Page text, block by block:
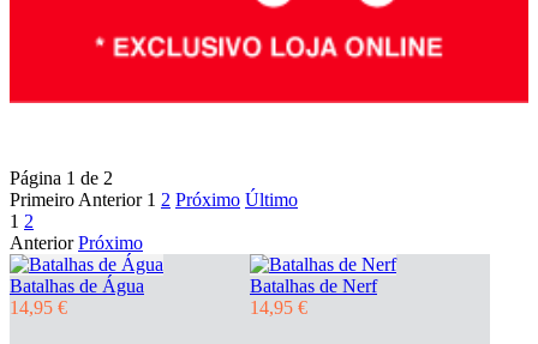
Página 1 de 2
Primeiro Anterior 1 2 Próximo Último
1 2
Anterior Próximo
Batalhas de Água
14,95 €
Batalhas de Nerf
14,95 €